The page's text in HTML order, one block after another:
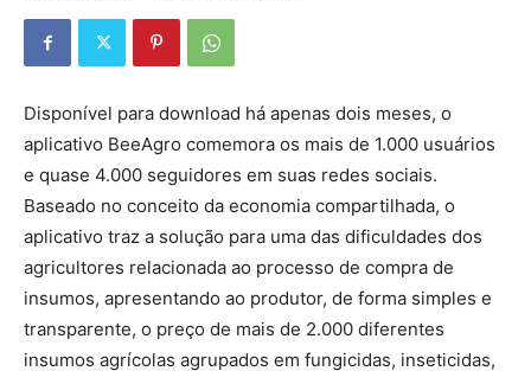
Disponível para download há apenas dois meses, o
aplicativo BeeAgro comemora os mais de 1.000 usuários
e quase 4.000 seguidores em suas redes sociais.
Baseado no conceito da economia compartilhada, o
aplicativo traz a solução para uma das dificuldades dos
agricultores relacionada ao processo de compra de
insumos, apresentando ao produtor, de forma simples e
transparente, o preço de mais de 2.000 diferentes
insumos agrícolas agrupados em fungicidas, inseticidas,